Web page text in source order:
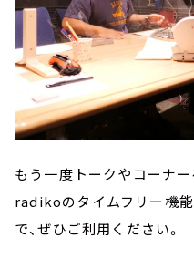
もう一度トークやコーナ
radikoのタイムフリー機
で、ぜひご利用ください。